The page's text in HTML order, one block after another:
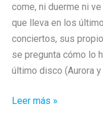
come, ni duerme ni
que lleva en los
conciertos, sus
se pregunta cómo lo
último disco (Aurora y
Federico,
Leer más »